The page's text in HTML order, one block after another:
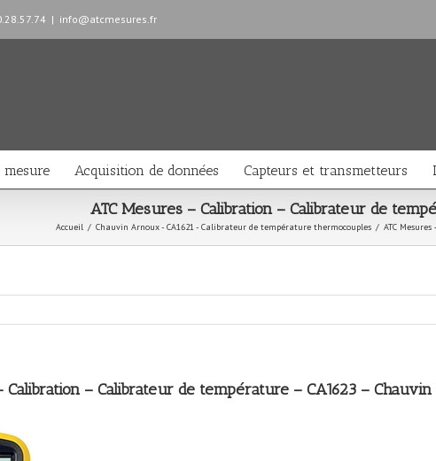
| info@atcmesures.fr
Acquisition de données Capteurs et transmetteurs
ATC Mesures – Calibration – Calibrateur de
Accueil / Chauvin Arnoux - CA1621 - Calibrateur de température thermocouples / ATC
Calibration – Calibrateur de température – CA1623 –